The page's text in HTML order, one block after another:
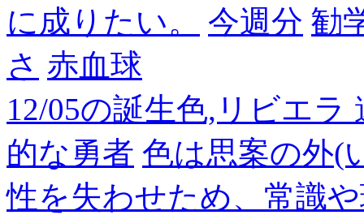
に成りたい。
今週分 勧
さ 赤血球
12/05の誕生色,リビエ
的な勇者 色は思案の外(
性を失わせため、常識